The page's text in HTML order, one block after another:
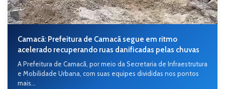
Camacã: Prefeitura de Camacã segue em ritmo
acelerado recuperando ruas danificadas pelas chuvas
A Prefeitura de Camacã, por meio da Secretaria de Infraestrutura
e Mobilidade Urbana, com suas equipes divididas nos pontos
mais...